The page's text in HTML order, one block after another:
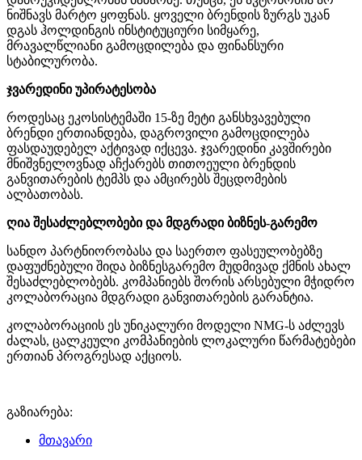
ნიშნავს მარტო ყოფნას. ყოველი ბრენდის ზურგს უკან
დგას ჰოლდინგის ინსტიტუციური სიმყარე,
მრავალწლიანი გამოცდილება და ფინანსური
სტაბილურობა.
ჯვარედინი უპირატესობა
როდესაც ეკოსისტემაში 15-ზე მეტი განსხვავებული
ბრენდი ერთიანდება, დაგროვილი გამოცდილება
ფასდაუდებელ აქტივად იქცევა. ჯვარედინი კავშირები
მნიშვნელოვნად აჩქარებს თითოეული ბრენდის
განვითარების ტემპს და ამცირებს შეცდომების
ალბათობას.
ღია შესაძლებლობები და მდგრადი ბიზნეს-გარემო
სანდო პარტნიორობასა და საერთო ფასეულობებზე
დაფუძნებული შიდა ბიზნესგარემო მუდმივად ქმნის ახალ
შესაძლებლობებს. კომპანიებს შორის არსებული მჭიდრო
კოლაბორაცია მდგრადი განვითარების გარანტია.
კოლაბორაციის ეს უნიკალური მოდელი NMG-ს აძლევს
ძალას, ცალკეული კომპანიების ლოკალური წარმატებები
ერთიან პროგრესად აქციოს.
გაზიარება:
მთავარი